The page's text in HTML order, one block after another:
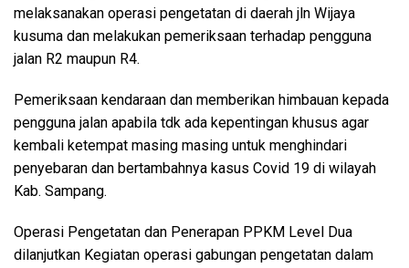
melaksanakan operasi pengetatan di daerah jln Wijaya
kusuma dan melakukan pemeriksaan terhadap pengguna
jalan R2 maupun R4.
Pemeriksaan kendaraan dan memberikan himbauan kepada
pengguna jalan apabila tdk ada kepentingan khusus agar
kembali ketempat masing masing untuk menghindari
penyebaran dan bertambahnya kasus Covid 19 di wilayah
Kab. Sampang.
Operasi Pengetatan dan Penerapan PPKM Level Dua
dilanjutkan Kegiatan operasi gabungan pengetatan dalam